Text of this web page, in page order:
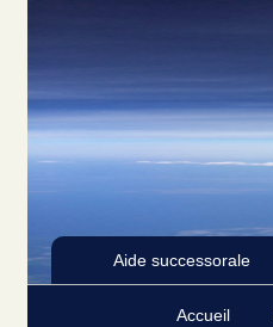
Aide successorale
Accueil